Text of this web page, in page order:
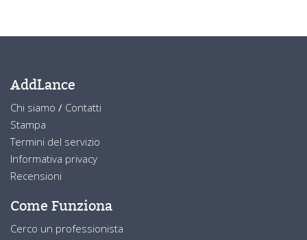
AddLance
Chi siamo / Contatti
Stampa
Termini del servizio
Informativa privacy
Recensioni
Come Funziona
Cerco un professionista